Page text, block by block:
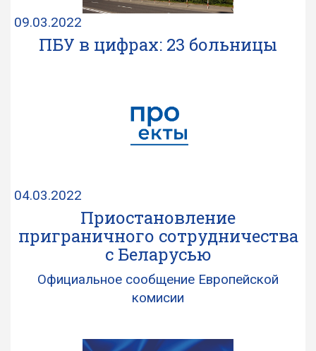
09.03.2022
ПБУ в цифрах: 23 больницы
04.03.2022
Приостановление
приграничного сотрудничества
с Беларусью
Oфициальное сообщение Европейской
комисии